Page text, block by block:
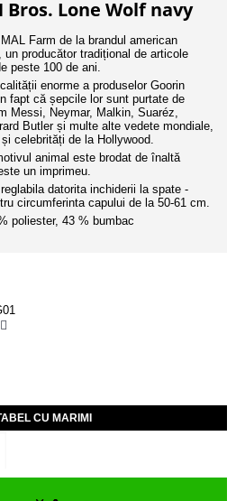
Bros. Lone Wolf navy
Farm de la brandul american
un producător tradițional de articole
peste 100 de ani.
enorme a produselor Goorin
fapt că șepcile lor sunt purtate de
Messi, Neymar, Malkin, Suaréz,
Butler și multe alte vedete mondiale,
celebrități de la Hollywood.
animal este brodat de înaltă
un imprimeu.
datorita inchiderii la spate -
circumferinta capului de la 50-61 cm.
poliester, 43 % bumbac
CU MARIMI